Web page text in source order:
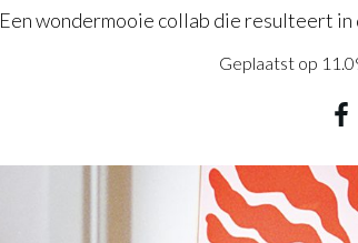
Een wondermooie collab die resulteert
Geplaatst op